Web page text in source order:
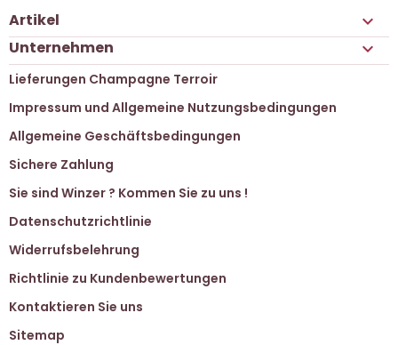
Artikel 
Unternehmen 
Lieferungen Champagne Terroir
Impressum und Allgemeine Nutzungsbedingungen
Allgemeine Geschäftsbedingungen
Sichere Zahlung
Sie sind Winzer ? Kommen Sie zu uns !
Datenschutzrichtlinie
Widerrufsbelehrung
Richtlinie zu Kundenbewertungen
Kontaktieren Sie uns
Sitemap